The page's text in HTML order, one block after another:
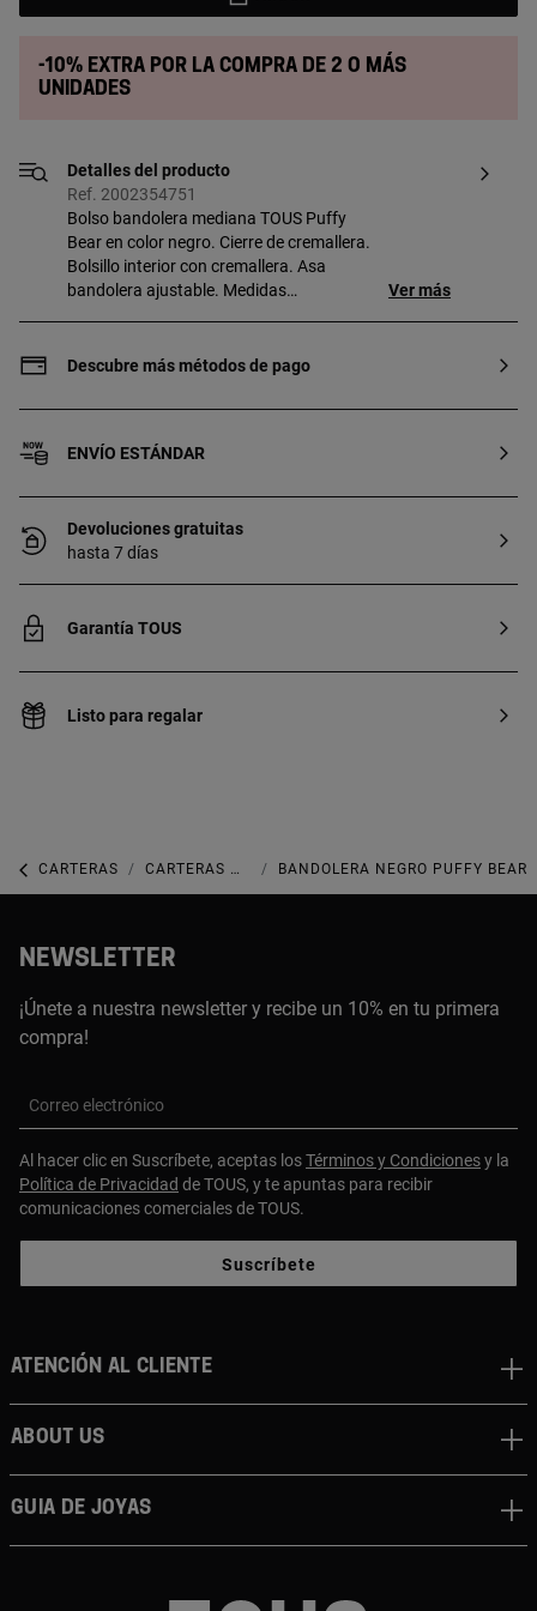
-10% extra por la compra de 2 o más
unidades
Detalles del producto
Ref. 2002354751
Bolso bandolera mediana TOUS Puffy
Bear en color negro. Cierre de cremallera.
Bolsillo interior con cremallera. Asa
bandolera ajustable. Medidas
Ver más
Descubre más métodos de pago
ENVÍO ESTÁNDAR
Devoluciones gratuitas
hasta 7 días
Garantía TOUS
Listo para regalar
CARTERAS CARTERAS MEDIANAS BANDOLERA NEGRO PUFFY BEAR
NEWSLETTER
¡Únete a nuestra newsletter y recibe un 10% en tu primera
compra!
Correo electrónico
Al hacer clic en Suscríbete, aceptas losTérminos y Condicionesy la
Política de Privacidad de TOUS, y te apuntas para recibir
comunicaciones comerciales de TOUS.
Suscríbete
Atención al cliente
About us
Guia de joyas